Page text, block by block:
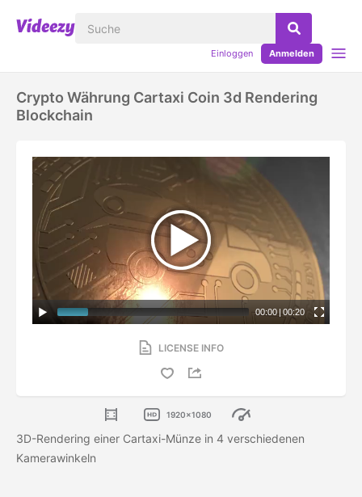
Einloggen Anmelden
Crypto Währung Cartaxi Coin 3d Rendering
Blockchain
00:00 | 00:20
LICENSE INFO
1920x1080
3D-Rendering einer Cartaxi-Münze in 4 verschiedenen
Kamerawinkeln